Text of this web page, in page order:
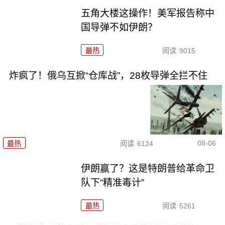
五角大楼这操作！美军报告称中
国导弹不如伊朗？
最热 阅读 9015
炸疯了！俄乌互掀“仓库战”，28枚导弹全拦不住
最热 阅读 6124 08-06
伊朗赢了？这是特朗普给革命卫
队下“精准毒计”
最热 阅读 5261